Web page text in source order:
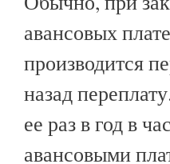
авансовых
производится
назад
ее раз в год в
авансовыми